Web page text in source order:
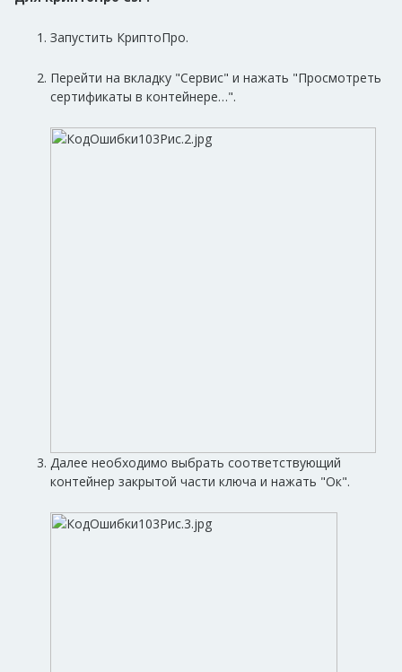
Запустить КриптоПро.
Перейти на вкладку "Сервис" и нажать "Просмотреть
сертификаты в контейнере…".
Далее необходимо выбрать соответствующий
контейнер закрытой части ключа и нажать "Ок".